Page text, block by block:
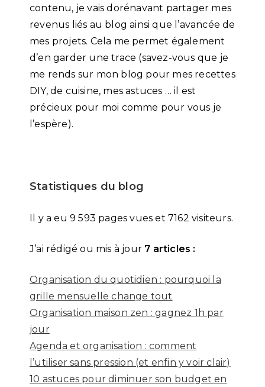
contenu, je vais dorénavant partager mes
revenus liés au blog ainsi que l’avancée de
mes projets. Cela me permet également
d’en garder une trace (savez-vous que je
me rends sur mon blog pour mes recettes
DIY, de cuisine, mes astuces … il est
précieux pour moi comme pour vous je
l’espère).
Statistiques du blog
Il y a eu 9 593 pages vues et 7162 visiteurs.
J’ai rédigé ou mis à jour 7 articles :
Organisation du quotidien : pourquoi la
grille mensuelle change tout
Organisation maison zen : gagnez 1h par
jour
Agenda et organisation : comment
l’utiliser sans pression (et enfin y voir clair)
10 astuces pour diminuer son budget en